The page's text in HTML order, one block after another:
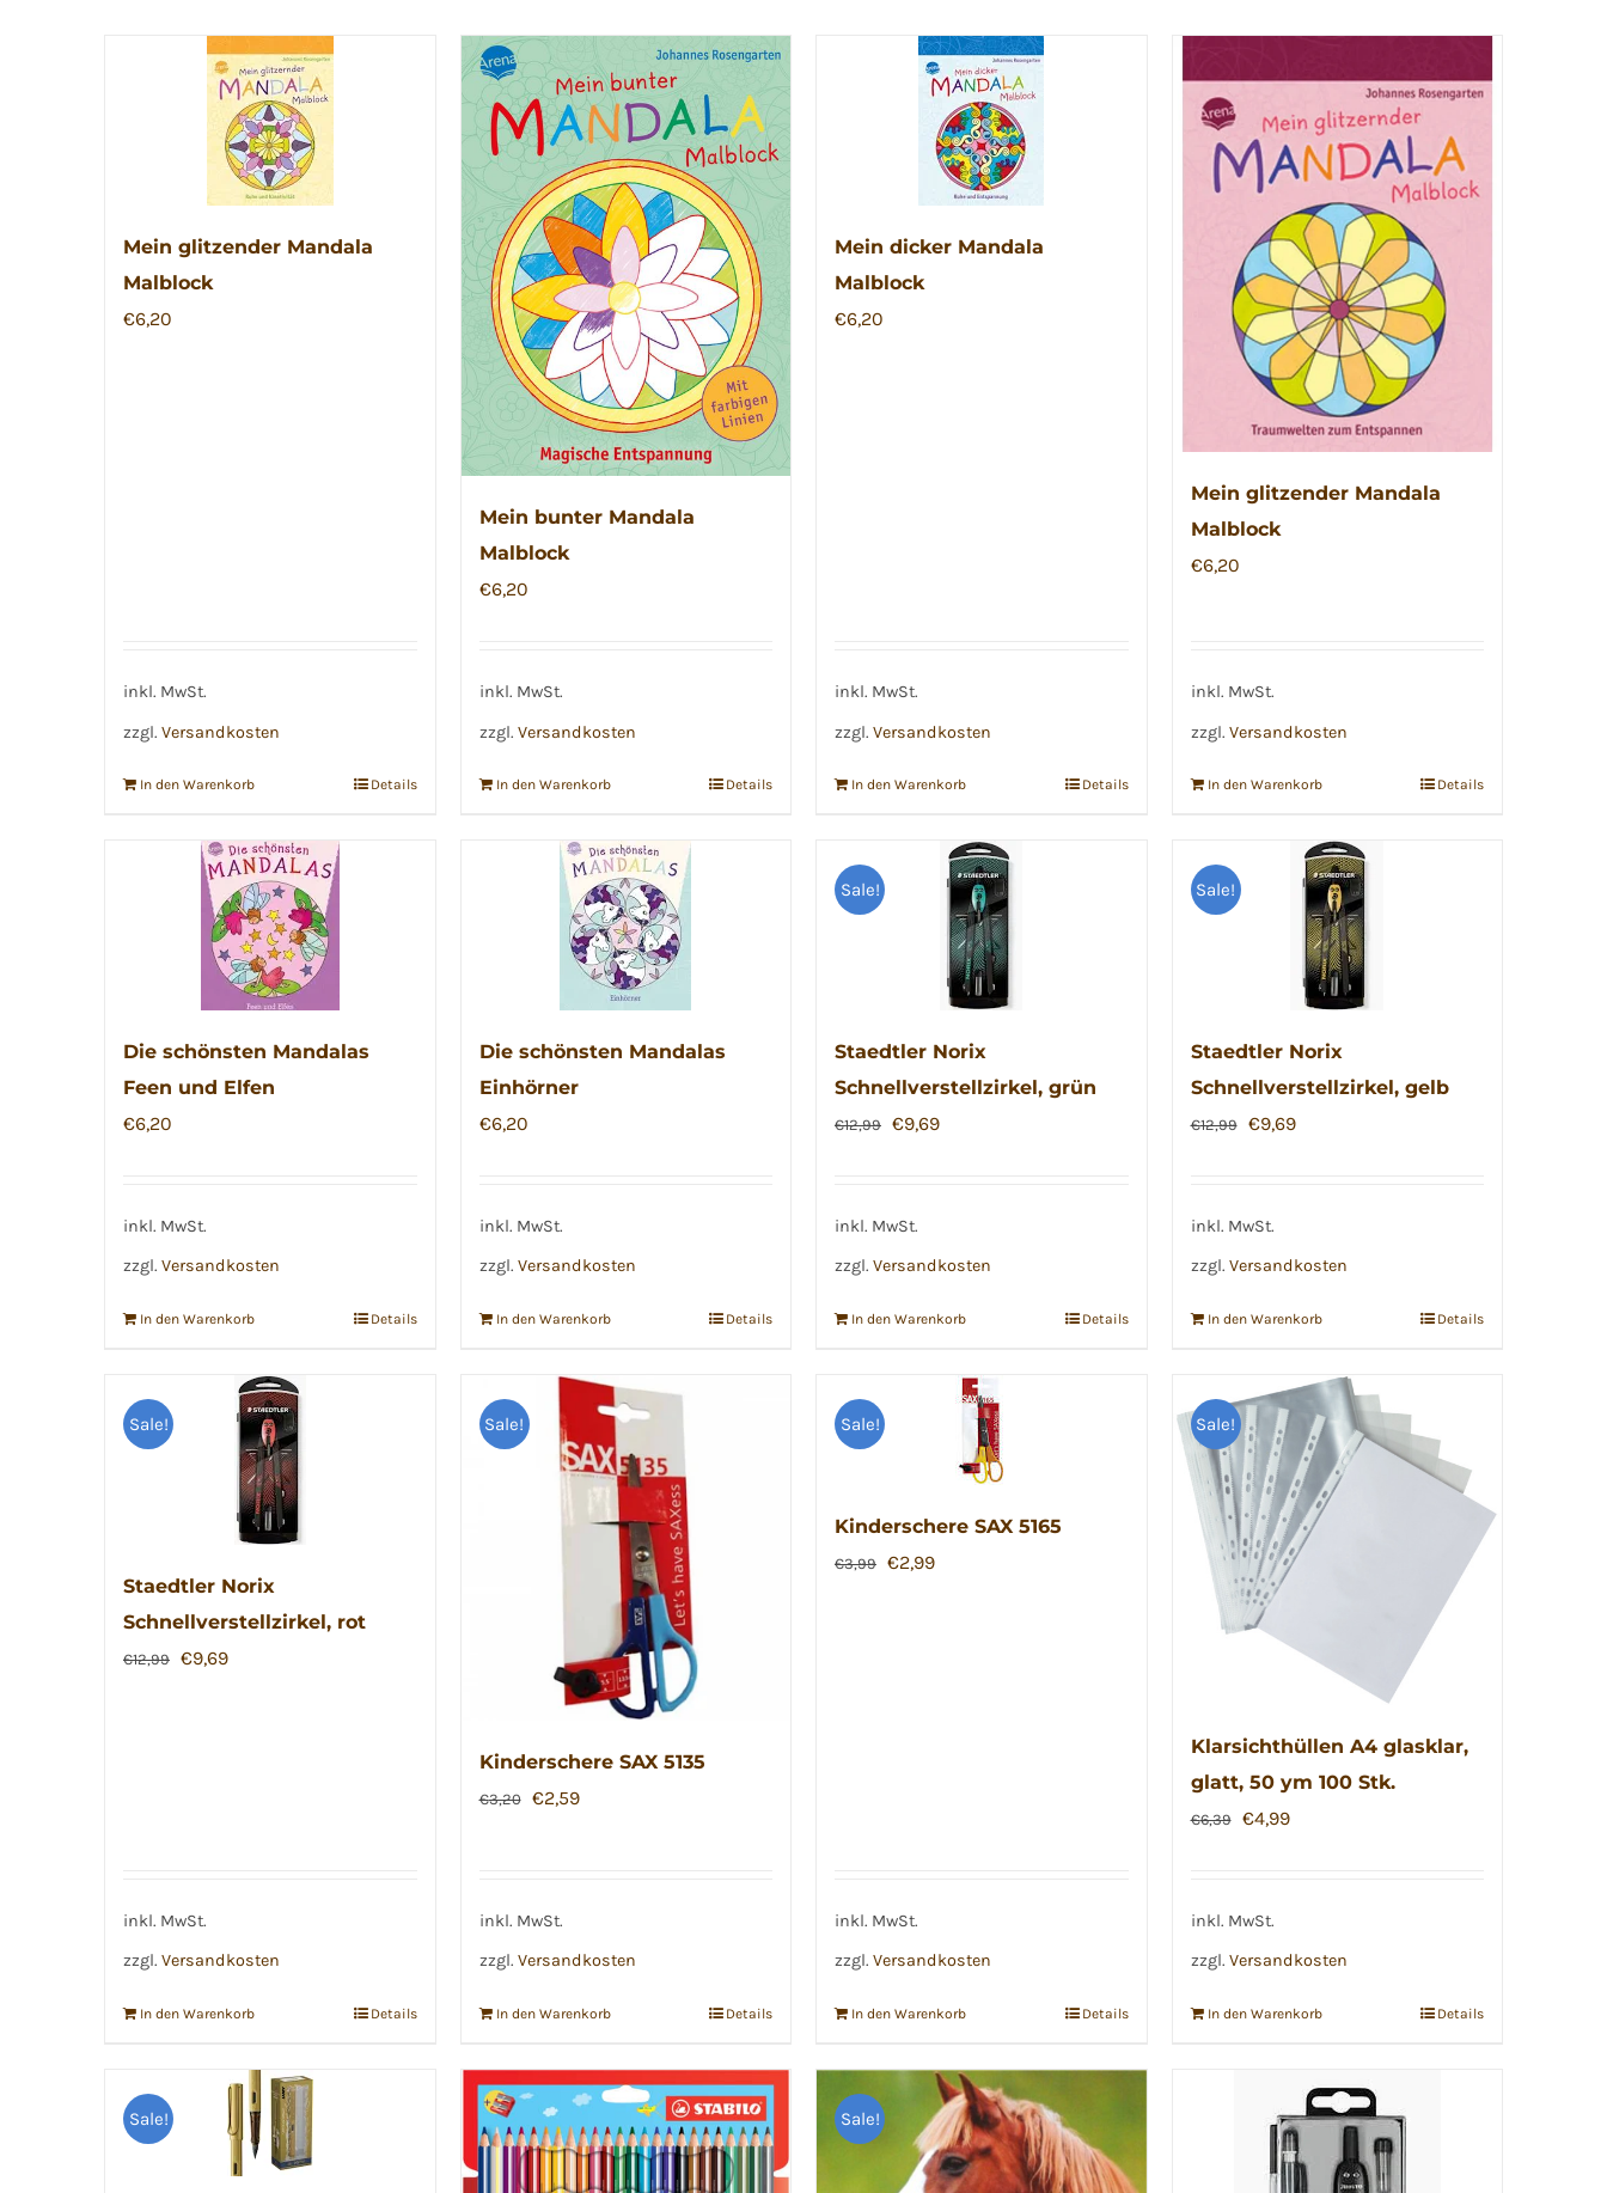
Mein glitzender Mandala
Malblock
€6,20
inkl. MwSt.
zzgl. Versandkosten
In den Warenkorb Details
Mein bunter Mandala
Malblock
€6,20
inkl. MwSt.
zzgl. Versandkosten
In den Warenkorb Details
Mein dicker Mandala
Malblock
€6,20
inkl. MwSt.
zzgl. Versandkosten
In den Warenkorb Details
Mein glitzender Mandala
Malblock
€6,20
inkl. MwSt.
zzgl. Versandkosten
In den Warenkorb Details
Die schönsten Mandalas
Feen und Elfen
€6,20
inkl. MwSt.
zzgl. Versandkosten
In den Warenkorb Details
Die schönsten Mandalas
Einhörner
€6,20
inkl. MwSt.
zzgl. Versandkosten
In den Warenkorb Details
Sale!
Staedtler Norix
Schnellverstellzirkel, grün
€12,99 Ursprünglicher
€12,99
€9,69Aktueller
inkl. MwSt.
zzgl. Versandkosten
In den Warenkorb Details
Sale!
Staedtler Norix
Schnellverstellzirkel, gelb
€12,99
Ursprünglicher
€12,99
€9,69Aktueller
inkl. MwSt.
zzgl. Versandkosten
In den Warenkorb Details
Sale!
Staedtler Norix
Schnellverstellzirkel, rot
€12,99 Ursprünglicher
€9,69Aktueller
inkl. MwSt.
zzgl. Versandkosten
In den Warenkorb Details
Sale!
Kinderschere SAX 5135
€3,20
Ursprünglicher
€2,59Aktueller
inkl. MwSt.
zzgl. Versandkosten
In den Warenkorb Details
Sale!
Kinderschere SAX 5165
€3,99 Ursprünglicher
€2,99Aktueller
inkl. MwSt.
zzgl. Versandkosten
In den Warenkorb Details
Sale!
Klarsichthüllen A4 glasklar,
glatt, 50 ym 100 Stk.
€6,39
Ursprünglicher
€6,39
€4,99Aktueller
inkl. MwSt.
zzgl. Versandkosten
In den Warenkorb Details
Sale! Sale!